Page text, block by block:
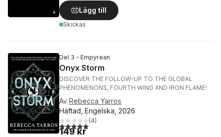
Lägg till
Skickas
Del 3 - Empyrean
Onyx Storm
DISCOVER THE FOLLOW-UP TO THE GLOBAL
PHENOMENONS, FOURTH WING AND IRON FLAME!
Av Rebecca Yarros
Häftad, Engelska, 2026
5,0utav 5 stjärnor. Totalt antal röster:
(4)
149 kr